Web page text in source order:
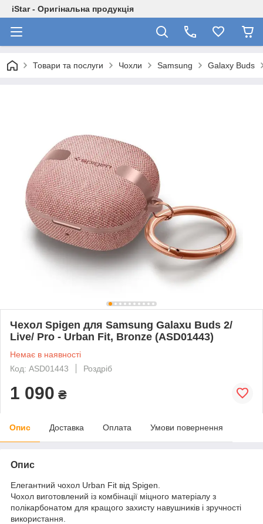
iStar - Оригінальна продукція
Товари та послуги Чохли Samsung Galaxy Buds
Чехол Spigen для Samsung Galaxu Buds 2/
Live/ Pro - Urban Fit, Bronze (ASD01443)
Немає в наявності
Код: ASD01443
Роздріб
1 090 ₴
Опис Доставка Оплата Умови повернення
Опис
Елегантний чохол Urban Fit від Spigen.
Чохол виготовлений із комбінації міцного матеріалу з
полікарбонатом для кращого захисту навушників і зручності
використання.